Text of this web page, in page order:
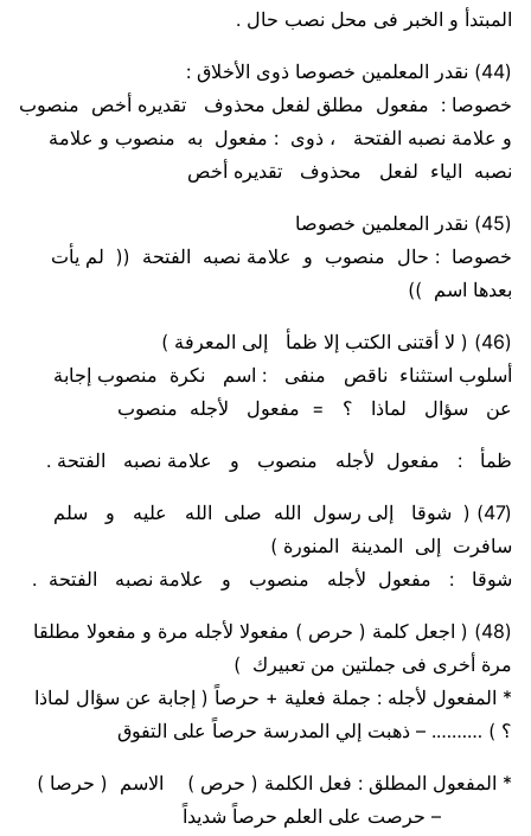
المبتدأ و الخبر فى محل نصب حال .
(44)
نقدر المعلمين خصوصا ذوى الأخلاق :
خصوصا : مفعول مطلق لفعل محذوف تقديره أخص منصوب
و علامة نصبه الفتحة
، ذوى : مفعول به منصوب و علامة
نصبه الياء لفعل محذوف تقديره أخص
(45)
نقدر المعلمين خصوصا
خصوصا : حال منصوب و علامة نصبه الفتحة (( لم يأت
بعدها اسم ))
(46)
( لا أقتنى الكتب إلا ظمأ إلى المعرفة )
أسلوب استثناء ناقص منفى
: اسم نكرة منصوب إجابة
عن سؤال لماذا ؟ = مفعول لأجله منصوب
ظمأ : مفعول لأجله منصوب و علامة نصبه الفتحة .
(47)
( شوقا إلى رسول الله صلى الله عليه و سلم
سافرت إلى المدينة المنورة )
شوقا : مفعول لأجله منصوب و علامة نصبه الفتحة .
(48)
( اجعل كلمة ( حرص ) مفعولا لأجله مرة و مفعولا مطلقا
مرة أخرى فى جملتين من تعبيرك )
* المفعول لأجله : جملة فعلية + حرصاً ( إجابة عن سؤال لماذا
؟ ) ………. – ذهبت إلي المدرسة حرصاً على التفوق
* المفعول المطلق : فعل الكلمة ( حرص ) الاسم ( حرصا )
– حرصت على العلم حرصاً شديداً